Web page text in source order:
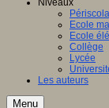
Niveaux
Ecole
Ecole
Collège
Lycée
Les auteurs
Menu